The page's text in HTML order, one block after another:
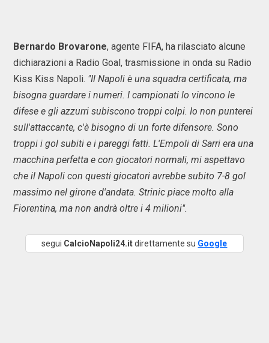
Bernardo Brovarone, agente FIFA, ha rilasciato alcune
dichiarazioni a Radio Goal, trasmissione in onda su Radio
Kiss Kiss Napoli. "Il Napoli è una squadra certificata, ma
bisogna guardare i numeri. I campionati lo vincono le
difese e gli azzurri subiscono troppi colpi. Io non punterei
sull'attaccante, c'è bisogno di un forte difensore. Sono
troppi i gol subiti e i pareggi fatti. L'Empoli di Sarri era una
macchina perfetta e con giocatori normali, mi aspettavo
che il Napoli con questi giocatori avrebbe subito 7-8 gol
massimo nel girone d'andata. Strinic piace molto alla
Fiorentina, ma non andrà oltre i 4 milioni".
segui CalcioNapoli24.itdirettamente su Google